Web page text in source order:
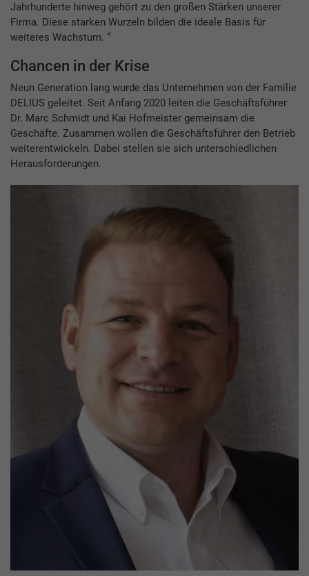
Jahrhunderte hinweg gehört zu den großen Stärken unserer
Firma. Diese starken Wurzeln bilden die ideale Basis für
weiteres Wachstum. “
Chancen in der Krise
Neun Generation lang wurde das Unternehmen von der Familie
DELIUS geleitet. Seit Anfang 2020 leiten die Geschäftsführer
Dr. Marc Schmidt und Kai Hofmeister gemeinsam die
Geschäfte. Zusammen wollen die Geschäftsführer den Betrieb
weiterentwickeln. Dabei stellen sie sich unterschiedlichen
Herausforderungen.